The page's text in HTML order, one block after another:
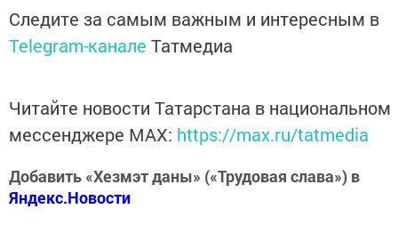
Следите за самым важным и интересным в
Telegram-канале Татмедиа
Читайте новости Татарстана в национальном
мессенджере MАХ: https://max.ru/tatmedia
Добавить «Хезмэт даны» («Трудовая слава») в
Яндекс.Новости